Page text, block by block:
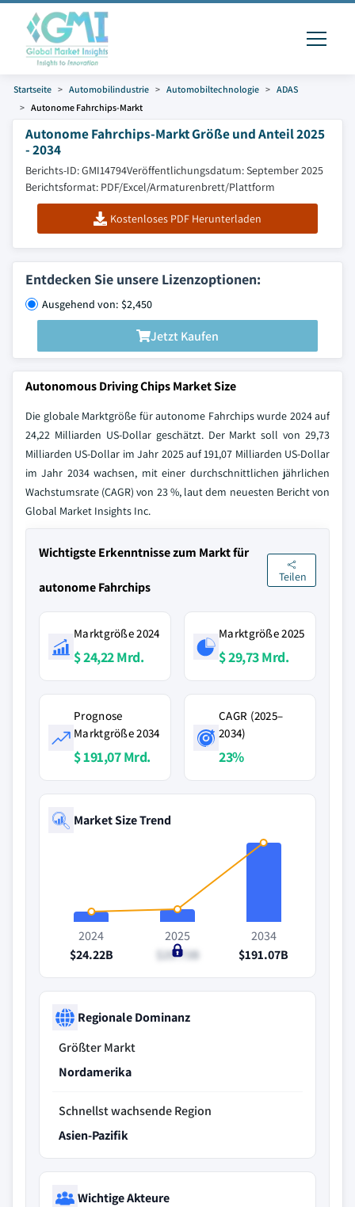
Startseite Automobilindustrie Automobiltechnologie
ADAS
Autonome Fahrchips-Markt
Autonome Fahrchips-Markt Größe und Anteil 2025
- 2034
Berichts-ID: GMI14794Veröffentlichungsdatum: September 2025
Berichtsformat: PDF/Excel/Armaturenbrett/Plattform
Kostenloses PDF Herunterladen
Entdecken Sie unsere Lizenzoptionen:
Ausgehend von: $2,450
Jetzt Kaufen
Autonomous Driving Chips Market Size
Die globale Marktgröße für autonome Fahrchips wurde 2024 auf
24,22 Milliarden US-Dollar geschätzt. Der Markt soll von 29,73
Milliarden US-Dollar im Jahr 2025 auf 191,07 Milliarden US-Dollar
im Jahr 2034 wachsen, mit einer durchschnittlichen jährlichen
Wachstumsrate (CAGR) von 23 %, laut dem neuesten Bericht von
Global Market Insights Inc.
Wichtigste Erkenntnisse zum Markt für
autonome Fahrchips
Teilen
Marktgröße 2024
$ 24,22 Mrd.
Marktgröße 2025
$ 29,73 Mrd.
Prognose
Marktgröße 2034
$ 191,07 Mrd.
CAGR (2025–
2034)
23%
Market Size Trend
2024
$24.22B
2025
$29.73B
2034
$191.07B
Regionale Dominanz
Größter Markt
Nordamerika
Schnellst wachsende Region
Asien-Pazifik
Wichtige Akteure